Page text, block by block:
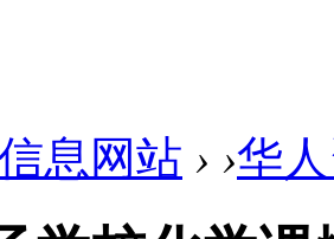
息网站 › ›华